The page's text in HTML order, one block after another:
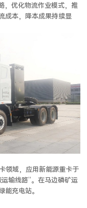
，优化物流作业模式，推
成本，降本成果持续显
领域，应用新能源重卡于
输线路”。在马边磷矿运
充电站。